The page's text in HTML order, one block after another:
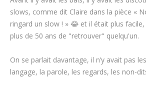
slows, comme dit Claire dans la pièce «
ringard un slow ! » 😂 et il était plus
plus de 50 ans de "retrouver" quelqu'un.
On se parlait davantage, il n’y avait pas
langage, la parole, les regards, les non-